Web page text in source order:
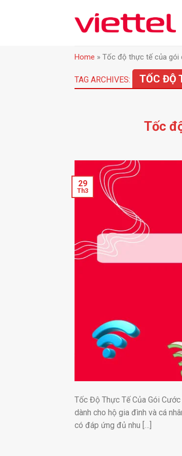
Home » Tốc độ thực tế của gói
TAG ARCHIVES: TỐC ĐỘ
Tốc
29
Th3
Tốc Độ Thực Tế Của Gói
dành cho hộ gia đình và cá
có đáp ứng đủ nhu […]